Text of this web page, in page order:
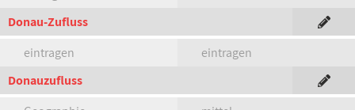
Donau-Zufluss
eintragen
eintragen
Donauzufluss